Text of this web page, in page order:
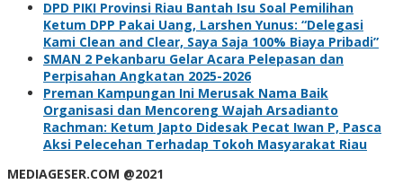
DPD PIKI Provinsi Riau Bantah Isu Soal Pemilihan
Ketum DPP Pakai Uang, Larshen Yunus: “Delegasi
Kami Clean and Clear, Saya Saja 100% Biaya Pribadi”
SMAN 2 Pekanbaru Gelar Acara Pelepasan dan
Perpisahan Angkatan 2025-2026
Preman Kampungan Ini Merusak Nama Baik
Organisasi dan Mencoreng Wajah Arsadianto
Rachman: Ketum Japto Didesak Pecat Iwan P, Pasca
Aksi Pelecehan Terhadap Tokoh Masyarakat Riau
MEDIAGESER.COM @2021